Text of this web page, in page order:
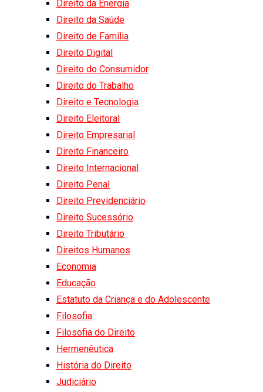
Direito da Energia
Direito da Saúde
Direito de Família
Direito Digital
Direito do Consumidor
Direito do Trabalho
Direito e Tecnologia
Direito Eleitoral
Direito Empresarial
Direito Financeiro
Direito Internacional
Direito Penal
Direito Previdenciário
Direito Sucessório
Direito Tributário
Direitos Humanos
Economia
Educação
Estatuto da Criança e do Adolescente
Filosofia
Filosofia do Direito
Hermenêutica
História do Direito
Judiciário